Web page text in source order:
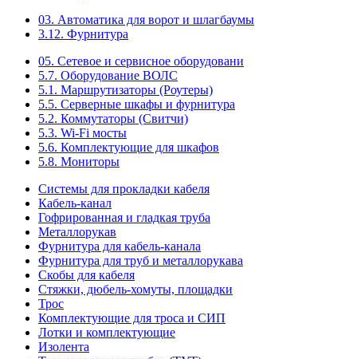
03. Автоматика для ворот и шлагбаумы
3.12. Фурнитура
05. Сетевое и сервисное оборудовани
5.7. Оборудование ВОЛС
5.1. Маршрутизаторы (Роутеры)
5.5. Серверные шкафы и фурнитура
5.2. Коммутаторы (Свитчи)
5.3. Wi-Fi мосты
5.6. Комплектующие для шкафов
5.8. Мониторы
Системы для прокладки кабеля
Кабель-канал
Гофрированная и гладкая труба
Металлорукав
Фурнитура для кабель-канала
Фурнитура для труб и металлорукава
Скобы для кабеля
Стяжки, дюбель-хомуты, площадки
Трос
Комплектующие для троса и СИП
Лотки и комплектующие
Изолента